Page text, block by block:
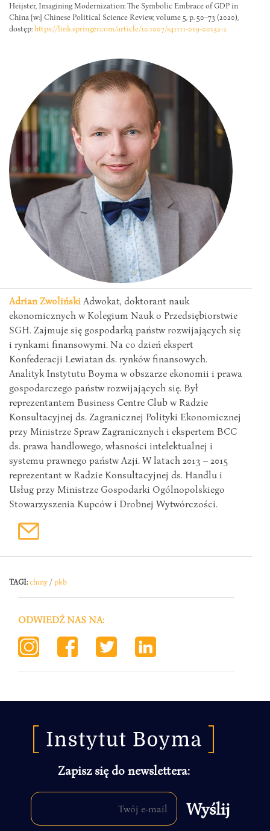
Heijster, Imagining Modernization: The Symbolic Embrace of GDP in
China [w:] Chinese Political Science Review, volume 5, p. 50–73 (2020),
dostęp:https://link.springer.com/article/10.1007/s41111-019-00132-2
Adrian Zwoliński Adwokat, doktorant nauk
ekonomicznych w Kolegium Nauk o Przedsiębiorstwie
SGH. Zajmuje się gospodarką państw rozwijających się
i rynkami finansowymi. Na co dzień ekspert
Konfederacji Lewiatan ds. rynków finansowych.
Analityk Instytutu Boyma w obszarze ekonomii i prawa
gospodarczego państw rozwijających się. Był
reprezentantem Business Centre Club w Radzie
Konsultacyjnej ds. Zagranicznej Polityki Ekonomicznej
przy Ministrze Spraw Zagranicznych i ekspertem BCC
ds. prawa handlowego, własności intelektualnej i
systemu prawnego państw Azji. W latach 2013 – 2015
reprezentant w Radzie Konsultacyjnej ds. Handlu i
Usług przy Ministrze Gospodarki Ogólnopolskiego
Stowarzyszenia Kupców i Drobnej Wytwórczości.
TAGI:chiny /pkb
ODWIEDŹ NAS NA:
Zapisz się do newslettera: